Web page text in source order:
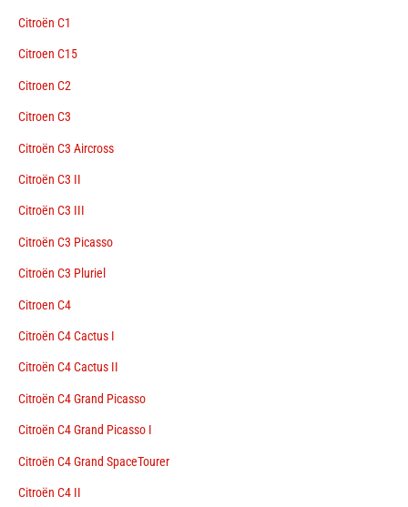
Citroën C1
Citroen C15
Citroen C2
Citroen C3
Citroën C3 Aircross
Citroën C3 II
Citroën C3 III
Citroën C3 Picasso
Citroën C3 Pluriel
Citroen C4
Citroën C4 Cactus I
Citroën C4 Cactus II
Citroën C4 Grand Picasso
Citroën C4 Grand Picasso I
Citroën C4 Grand SpaceTourer
Citroën C4 II